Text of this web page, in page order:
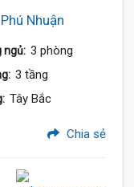
Nhuận
ngủ: 3 phòng
3 tầng
Tây Bắc
Chia sẻ